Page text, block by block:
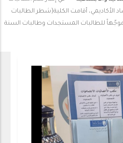
الأكاديمي، أقامت الكلية(شطر الطالبات
موجّهاً للطالبات المستجدات وطالبات السنة